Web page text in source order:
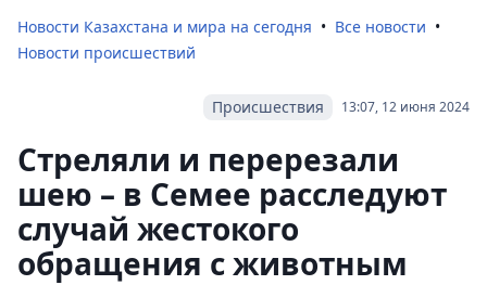
Новости Казахстана и мира на сегодня
Все новости
Новости происшествий
13:07, 12 июня 2024
Происшествия
Стреляли и перерезали
шею – в Семее расследуют
случай жестокого
обращения с животным